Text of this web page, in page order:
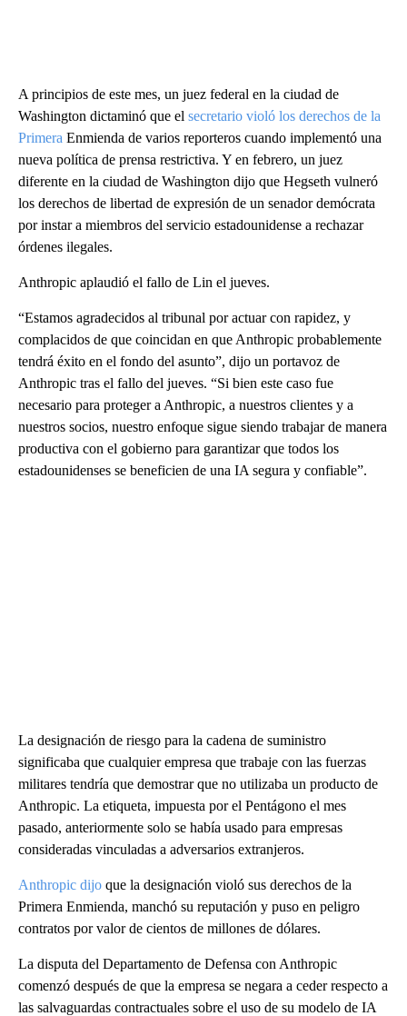
A principios de este mes, un juez federal en la ciudad de
Washington dictaminó que el secretario violó los derechos de la
Primera Enmienda de varios reporteros cuando implementó una
nueva política de prensa restrictiva. Y en febrero, un juez
diferente en la ciudad de Washington dijo que Hegseth vulneró
los derechos de libertad de expresión de un senador demócrata
por instar a miembros del servicio estadounidense a rechazar
órdenes ilegales.
Anthropic aplaudió el fallo de Lin el jueves.
“Estamos agradecidos al tribunal por actuar con rapidez, y
complacidos de que coincidan en que Anthropic probablemente
tendrá éxito en el fondo del asunto”, dijo un portavoz de
Anthropic tras el fallo del jueves. “Si bien este caso fue
necesario para proteger a Anthropic, a nuestros clientes y a
nuestros socios, nuestro enfoque sigue siendo trabajar de manera
productiva con el gobierno para garantizar que todos los
estadounidenses se beneficien de una IA segura y confiable”.
La designación de riesgo para la cadena de suministro
significaba que cualquier empresa que trabaje con las fuerzas
militares tendría que demostrar que no utilizaba un producto de
Anthropic. La etiqueta, impuesta por el Pentágono el mes
pasado, anteriormente solo se había usado para empresas
consideradas vinculadas a adversarios extranjeros.
Anthropic dijo que la designación violó sus derechos de la
Primera Enmienda, manchó su reputación y puso en peligro
contratos por valor de cientos de millones de dólares.
La disputa del Departamento de Defensa con Anthropic
comenzó después de que la empresa se negara a ceder respecto a
las salvaguardas contractuales sobre el uso de su modelo de IA